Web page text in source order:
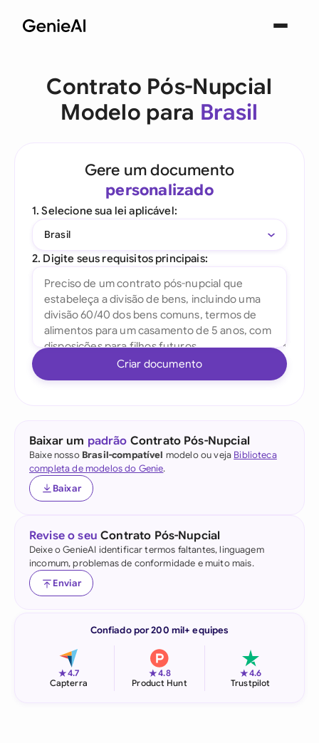
Contrato Pós-Nupcial
Modelo para Brasil
Gere um documento
personalizado
1. Selecione sua lei aplicável:
Brasil
2. Digite seus requisitos principais:
Criar documento
Baixar um padrão Contrato Pós-Nupcial
Baixe nosso Brasil-compatível modelo ou veja Biblioteca
completa de modelos do Genie.
Baixar
Revise o seu Contrato Pós-Nupcial
Deixe o GenieAI identificar termos faltantes, linguagem
incomum, problemas de conformidade e muito mais.
Enviar
Confiado por 200 mil+ equipes
★4.7
Capterra
★4.8
Product Hunt
★4.6
Trustpilot